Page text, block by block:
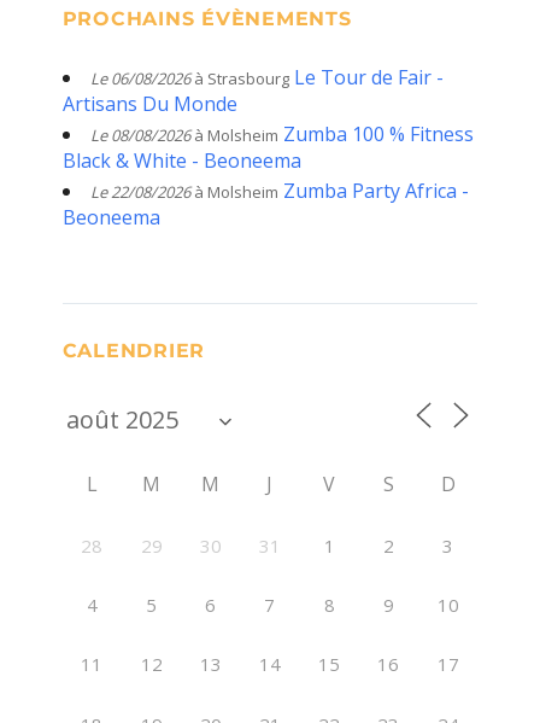
PROCHAINS ÉVÈNEMENTS
Le 06/08/2026à Strasbourg Le Tour de Fair -
Artisans Du Monde
Le 08/08/2026à Molsheim Zumba 100 % Fitness
Black & White - Beoneema
Le 22/08/2026à Molsheim Zumba Party Africa -
Beoneema
CALENDRIER
L M M J V S D
28 29 30 31 1 2 3
4 5 6 7 8 9 10
11 12 13 14 15 16 17